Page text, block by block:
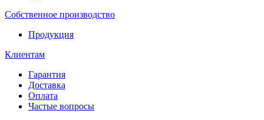
Собственное производство
Продукция
Клиентам
Гарантия
Доставка
Оплата
Частые вопросы